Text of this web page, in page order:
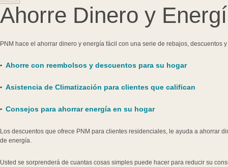
Ahorre Dinero y
PNM hace el ahorrar dinero y energía fácil con una serie de rebajos, descuentos
Ahorre con reembolsos y descuentos para su hogar
Asistencia de Climatización para clientes que califican
Consejos para ahorrar energía en su hogar
Los descuentos que ofrece PNM para clientes residenciales, le ayuda a ahorrar
de energía.
Usted se sorprenderá de cuantas cosas simples puede hacer para reducir su